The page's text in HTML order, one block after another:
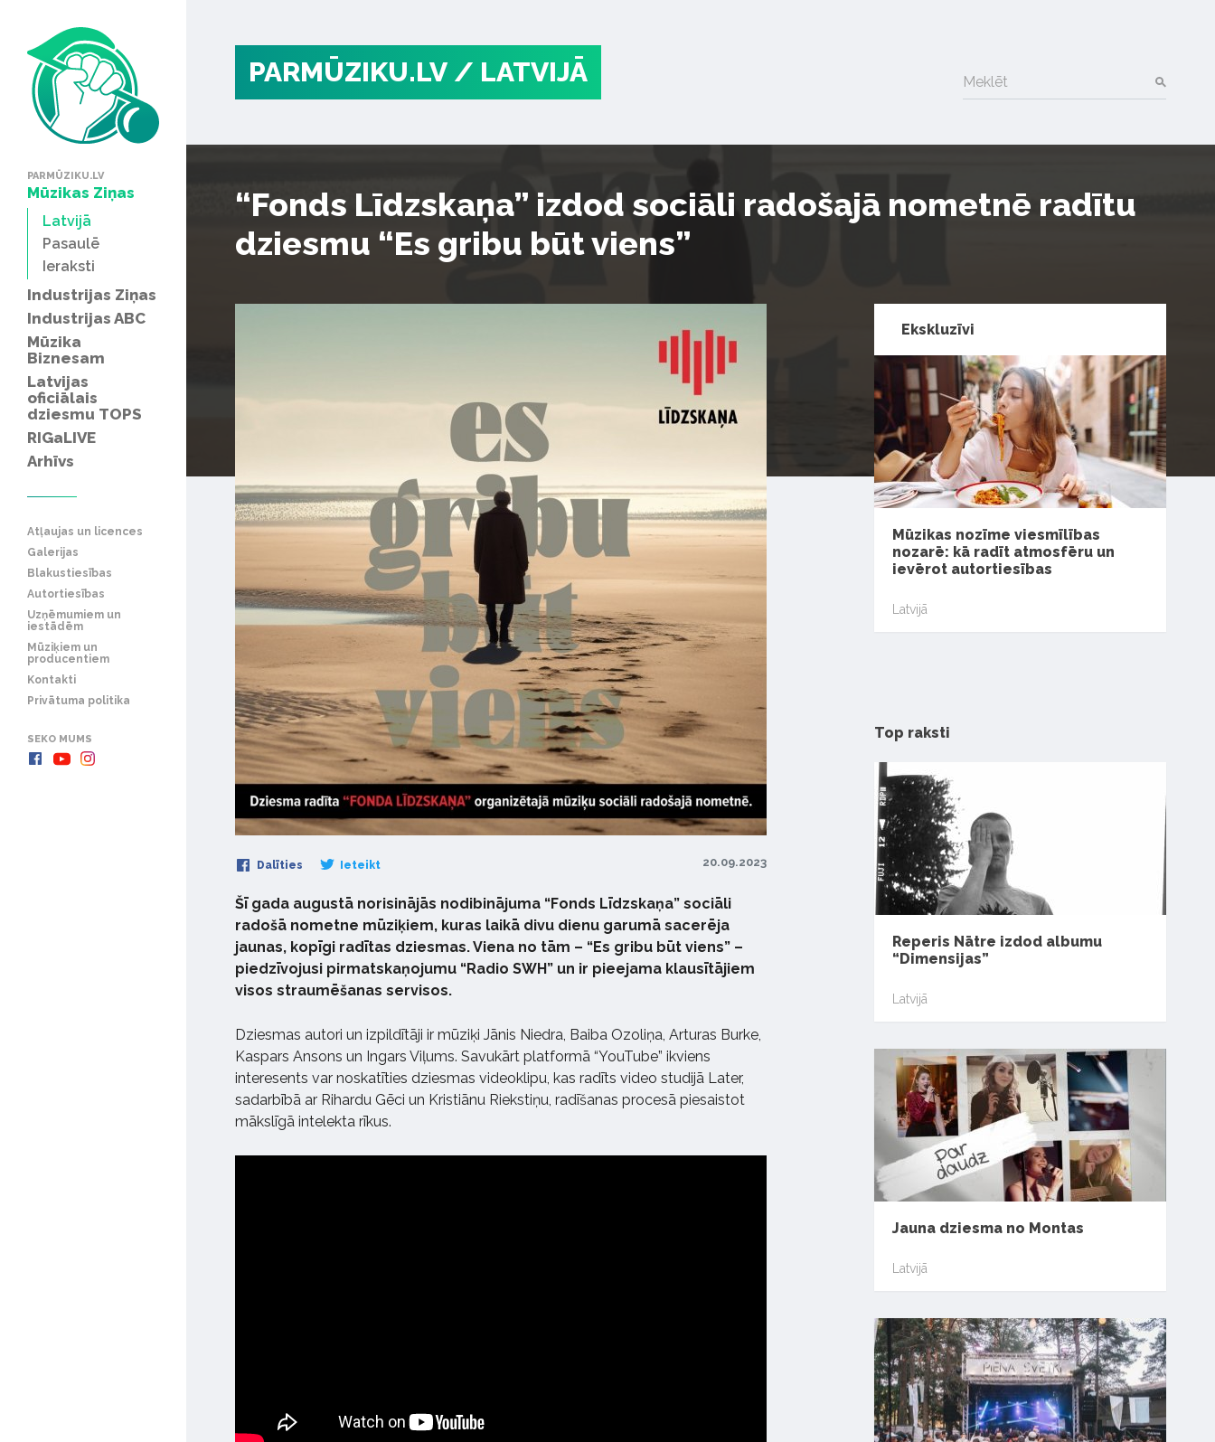
PARMŪZIKU.LV
Mūzikas Ziņas
Latvijā
Pasaulē
Ieraksti
Industrijas Ziņas
Industrijas ABC
Mūzika
Biznesam
Latvijas
oficiālais
dziesmu TOPS
RIGaLIVE
Arhīvs
Atļaujas un licences
Galerijas
Blakustiesības
Autortiesības
Uzņēmumiem un
iestādēm
Mūziķiem un
producentiem
Kontakti
Privātuma politika
SEKO MUMS
PARMŪZIKU.LV / LATVIJĀ Meklēt
“Fonds Līdzskaņa” izdod sociāli radošajā nometnē radītu
dziesmu “Es gribu būt viens”
Dalīties Ieteikt 20.09.2023
Šī gada augustā norisinājās nodibinājuma “Fonds Līdzskaņa” sociāli
radošā nometne mūziķiem, kuras laikā divu dienu garumā sacerēja
jaunas, kopīgi radītas dziesmas. Viena no tām – “Es gribu būt viens” –
piedzīvojusi pirmatskaņojumu “Radio SWH” un ir pieejama klausītājiem
visos straumēšanas servisos.
Dziesmas autori un izpildītāji ir mūziķi Jānis Niedra, Baiba Ozoliņa, Arturas Burke,
Kaspars Ansons un Ingars Viļums. Savukārt platformā “YouTube” ikviens
interesents var noskatīties dziesmas videoklipu, kas radīts video studijā Later,
sadarbībā ar Rihardu Gēci un Kristiānu Riekstiņu, radīšanas procesā piesaistot
mākslīgā intelekta rīkus.
Ekskluzīvi
Mūzikas nozīme viesmīlības
nozarē: kā radīt atmosfēru un
ievērot autortiesības
Latvijā
Top raksti
Reperis Nātre izdod albumu
“Dimensijas”
Latvijā
Jauna dziesma no Montas
Latvijā